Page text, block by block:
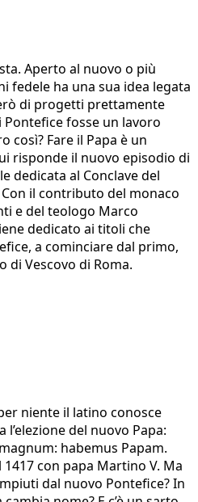
Aperto al nuovo o più
fedele ha una sua idea legata
di progetti prettamente
fosse un lavoro
così? Fare il Papa è un
risponde il nuovo episodio di
dedicata al Conclave del
il contributo del monaco
e del teologo Marco
dedicato ai titoli che
a cominciare dal primo,
di Vescovo di Roma.
niente il latino conosce
l’elezione del nuovo Papa:
habemus Papam.
con papa Martino V. Ma
dal nuovo Pontefice? In